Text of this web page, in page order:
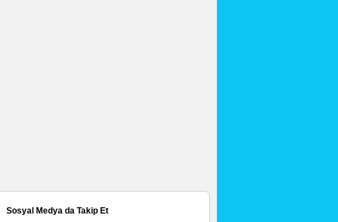
Sosyal Medya da Takip Et